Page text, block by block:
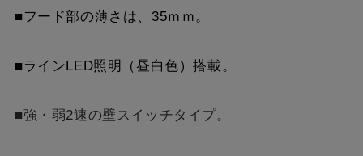
■フード部の薄さは、35ｍｍ。
■ラインLED照明（昼白色）搭載。
■強・弱2速の壁スイッチタイプ。